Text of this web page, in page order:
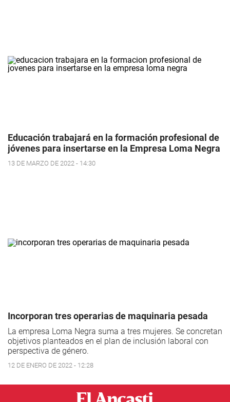
Educación trabajará en la formación profesional de
jóvenes para insertarse en la Empresa Loma Negra
13 DE MARZO DE 2022 - 14:30
Incorporan tres operarias de maquinaria pesada
La empresa Loma Negra suma a tres mujeres. Se concretan
objetivos planteados en el plan de inclusión laboral con
perspectiva de género.
12 DE ENERO DE 2022 - 12:28